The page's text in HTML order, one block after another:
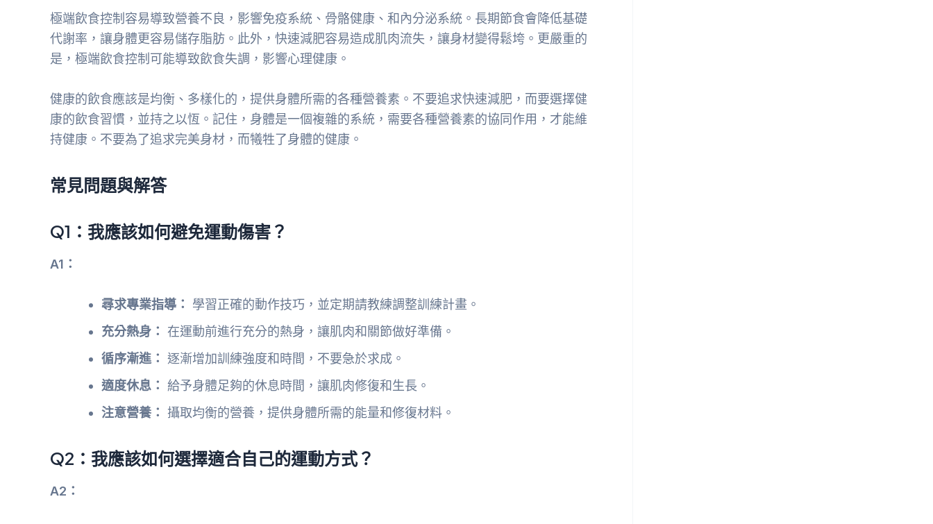
極端飲食控制容易導致營養不良，影響免疫系統、骨骼健康、和內分泌系統。長期節食會降低基礎
代謝率，讓身體更容易儲存脂肪。此外，快速減肥容易造成肌肉流失，讓身材變得鬆垮。更嚴重的
是，極端飲食控制可能導致飲食失調，影響心理健康。
健康的飲食應該是均衡、多樣化的，提供身體所需的各種營養素。不要追求快速減肥，而要選擇健
康的飲食習慣，並持之以恆。記住，身體是一個複雜的系統，需要各種營養素的協同作用，才能維
持健康。不要為了追求完美身材，而犧牲了身體的健康。
常見問題與解答
Q1：我應該如何避免運動傷害？
A1：
尋求專業指導：
學習正確的動作技巧，並定期請教練調整訓練計畫。
充分熱身：
在運動前進行充分的熱身，讓肌肉和關節做好準備。
循序漸進： 逐漸增加訓練強度和時間，不要急於求成。
適度休息： 給予身體足夠的休息時間，讓肌肉修復和生長。
注意營養：
攝取均衡的營養，提供身體所需的能量和修復材料。
Q2：我應該如何選擇適合自己的運動方式？
A2：